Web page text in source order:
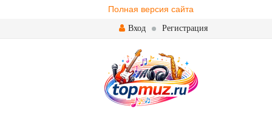
Полная версия сайта
Вход Регистрация